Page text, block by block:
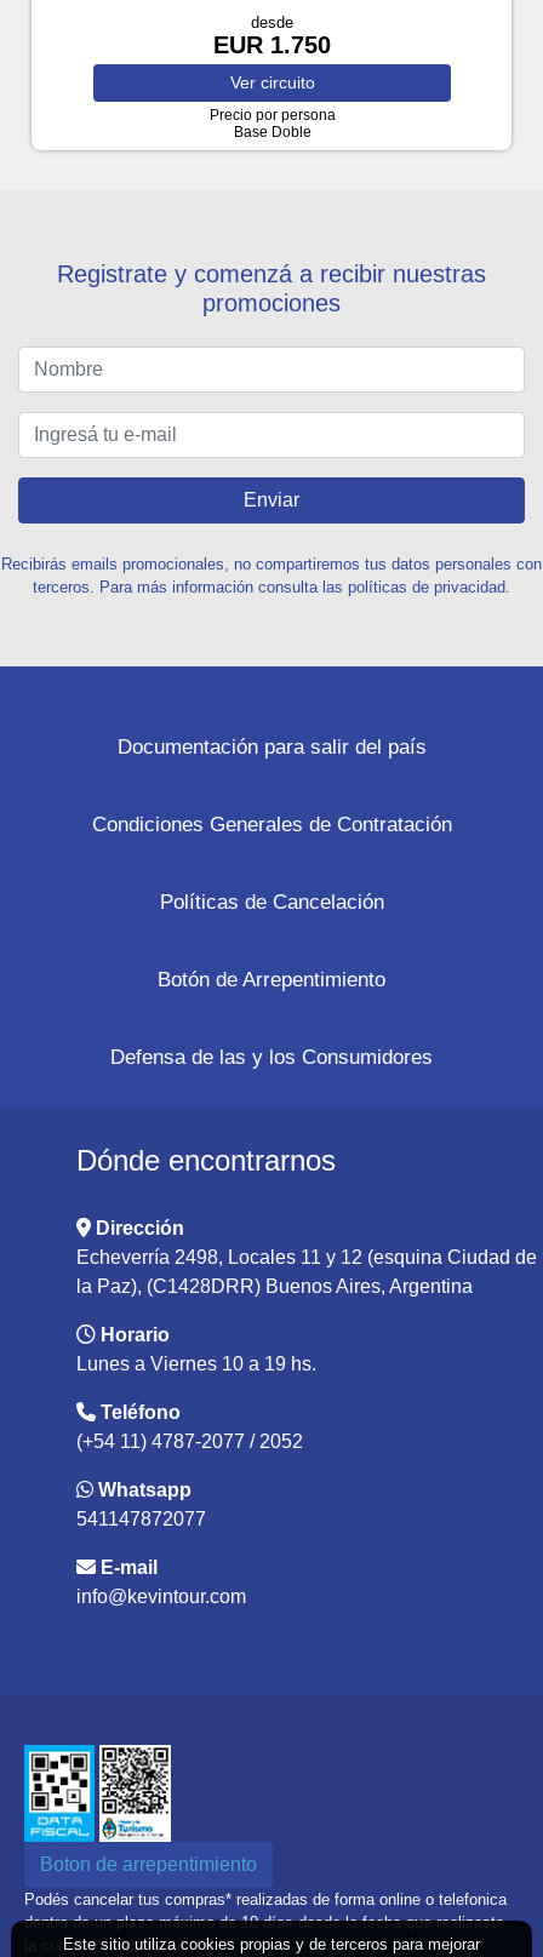
desde
EUR 1.750
Ver circuito
Precio por persona
Base Doble
Registrate y comenzá a recibir nuestras
promociones
Enviar
Recibirás emails promocionales, no compartiremos tus datos personales con
terceros. Para más información consulta las políticas de privacidad.
Documentación para salir del país
Condiciones Generales de Contratación
Políticas de Cancelación
Botón de Arrepentimiento
Defensa de las y los Consumidores
Dónde encontrarnos
Dirección
Echeverría 2498, Locales 11 y 12 (esquina Ciudad de
la Paz), (C1428DRR) Buenos Aires, Argentina
Horario
Lunes a Viernes 10 a 19 hs.
Teléfono
(+54 11) 4787-2077 / 2052
Whatsapp
541147872077
E-mail
info@kevintour.com
Boton de arrepentimiento
Podés cancelar tus compras* realizadas de forma online o telefonica
dentro de un plazo máximo de 10 días desde la fecha que realizaste
la compra. (Disp.954/2025)
Este sitio utiliza cookies propias y de terceros para mejorar